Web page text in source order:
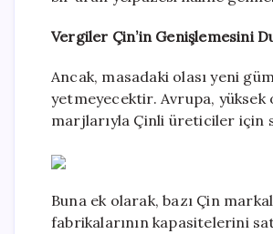
Vergiler Çin’in Genişlemesini
Ancak, masadaki olası yeni
yetmeyecektir. Avrupa,
marjlarıyla Çinli üreticiler için
Buna ek olarak, bazı Çin
fabrikalarının kapasitelerini